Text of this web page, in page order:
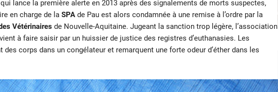
lance la première alerte en 2013 après des signalements de morts suspectes,
en charge de la SPAde Pau est alors condamnée à une remise à l’ordre par la
Vétérinairesde Nouvelle-Aquitaine. Jugeant la sanction trop légère, l’association
à faire saisir par un huissier de justice des registres d’euthanasies. Les
des corps dans un congélateur et remarquent une forte odeur d’éther dans les